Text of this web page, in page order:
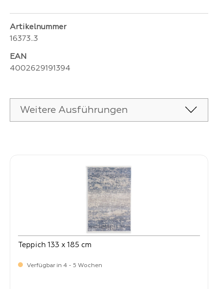
Artikelnummer
16373..3
EAN
4002629191394
Weitere Ausführungen
Teppich 133 x 185 cm
Verfügbar in 4 - 5 Wochen